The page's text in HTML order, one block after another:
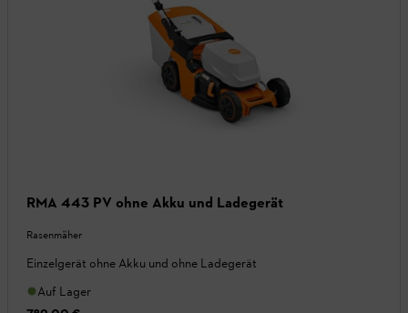
RMA 443 PV ohne Akku und Ladegerät
Rasenmäher
Einzelgerät ohne Akku und ohne Ladegerät
Auf Lager